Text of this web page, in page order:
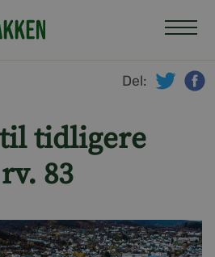
Del:
tidligere
83